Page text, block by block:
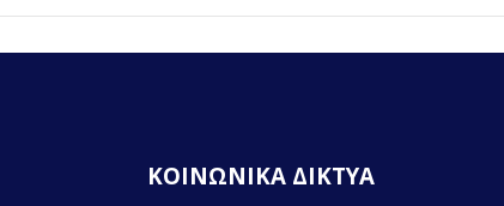
ΚΟΙΝΩΝΙΚΑ ΔΙΚΤΥΑ